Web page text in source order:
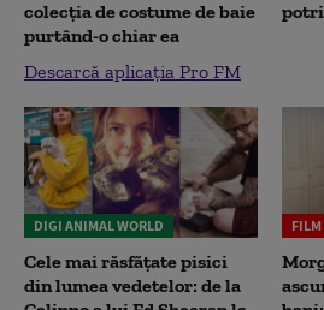
colecția de costume de baie
purtând-o chiar ea
Descarcă aplicația Pro FM
DIGI ANIMAL WORLD
Cele mai răsfățate pisici
din lumea vedetelor: de la